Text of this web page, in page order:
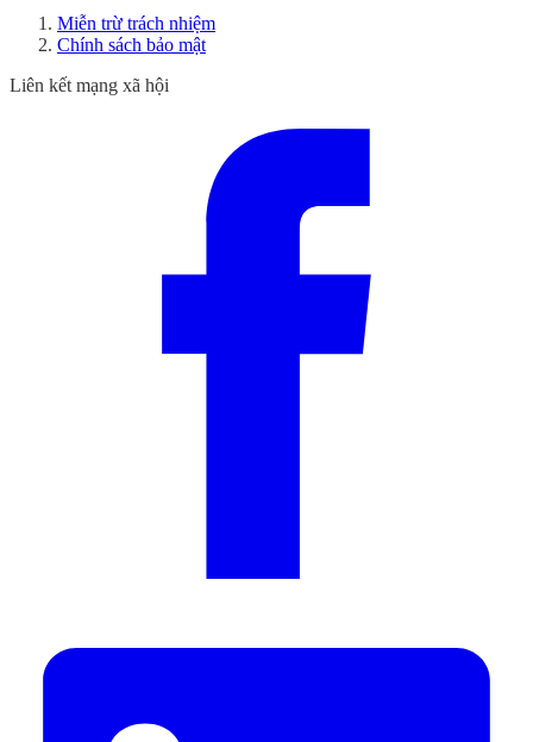
Miễn trừ trách nhiệm
Chính sách bảo mật
Liên kết mạng xã hội